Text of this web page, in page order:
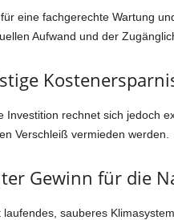
eine fachgerechte Wartung
Aufwand und der
Investition rechnet sich jedoch
Verschleiß vermieden werden.
Gewinn für die
laufendes, sauberes